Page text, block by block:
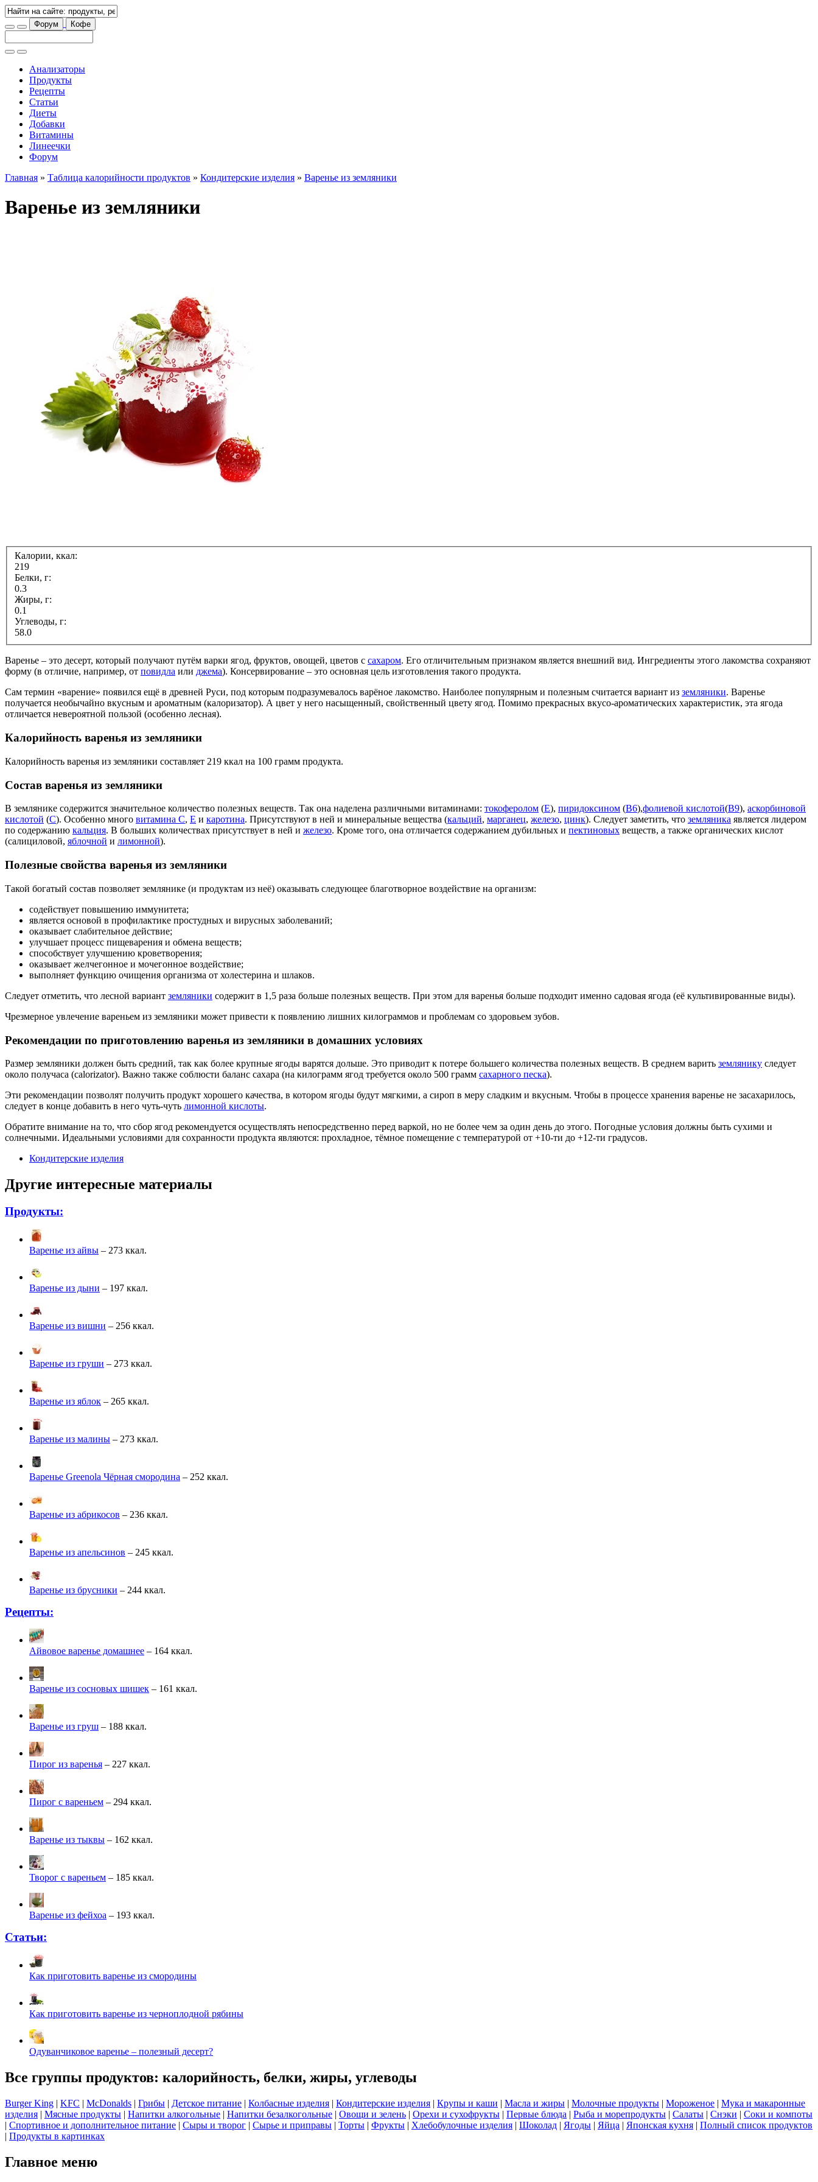
Форум Кофе
Анализаторы
Продукты
Рецепты
Статьи
Диеты
Добавки
Витамины
Линеечки
Форум
Главная » Таблица калорийности продуктов » Кондитерские изделия » Варенье из земляники
Варенье из земляники
Калории, ккал:
219
Белки, г:
0.3
Жиры, г:
0.1
Углеводы, г:
58.0
Варенье – это десерт, который получают путём варки ягод, фруктов, овощей, цветов с сахаром. Его отличительным признаком является внешний вид. Ингредиенты этого лакомства сохраняют
форму (в отличие, например, от повидла или джема). Консервирование – это основная цель изготовления такого продукта.
Сам термин «варение» появился ещё в древней Руси, под которым подразумевалось варёное лакомство. Наиболее популярным и полезным считается вариант из земляники. Варенье
получается необычайно вкусным и ароматным (калоризатор). А цвет у него насыщенный, свойственный цвету ягод. Помимо прекрасных вкусо-ароматических характеристик, эта ягода
отличается невероятной пользой (особенно лесная).
Калорийность варенья из земляники
Калорийность варенья из земляники составляет 219 ккал на 100 грамм продукта.
Состав варенья из земляники
В землянике содержится значительное количество полезных веществ. Так она наделена различными витаминами: токоферолом (Е), пиридоксином (В6),фолиевой кислотой(В9), аскорбиновой
кислотой (С). Особенно много витамина С, Е и каротина. Присутствуют в ней и минеральные вещества (кальций, марганец, железо, цинк). Следует заметить, что земляника является лидером
по содержанию кальция. В больших количествах присутствует в ней и железо. Кроме того, она отличается содержанием дубильных и пектиновых веществ, а также органических кислот
(салициловой, яблочной и лимонной).
Полезные свойства варенья из земляники
Такой богатый состав позволяет землянике (и продуктам из неё) оказывать следующее благотворное воздействие на организм:
содействует повышению иммунитета;
является основой в профилактике простудных и вирусных заболеваний;
оказывает слабительное действие;
улучшает процесс пищеварения и обмена веществ;
способствует улучшению кроветворения;
оказывает желчегонное и мочегонное воздействие;
выполняет функцию очищения организма от холестерина и шлаков.
Следует отметить, что лесной вариант земляники содержит в 1,5 раза больше полезных веществ. При этом для варенья больше подходит именно садовая ягода (её культивированные виды).
Чрезмерное увлечение вареньем из земляники может привести к появлению лишних килограммов и проблемам со здоровьем зубов.
Рекомендации по приготовлению варенья из земляники в домашних условиях
Размер земляники должен быть средний, так как более крупные ягоды варятся дольше. Это приводит к потере большего количества полезных веществ. В среднем варить землянику следует
около получаса (calorizator). Важно также соблюсти баланс сахара (на килограмм ягод требуется около 500 грамм сахарного песка).
Эти рекомендации позволят получить продукт хорошего качества, в котором ягоды будут мягкими, а сироп в меру сладким и вкусным. Чтобы в процессе хранения варенье не засахарилось,
следует в конце добавить в него чуть-чуть лимонной кислоты.
Обратите внимание на то, что сбор ягод рекомендуется осуществлять непосредственно перед варкой, но не более чем за один день до этого. Погодные условия должны быть сухими и
солнечными. Идеальными условиями для сохранности продукта являются: прохладное, тёмное помещение с температурой от +10-ти до +12-ти градусов.
Кондитерские изделия
Другие интересные материалы
Продукты:
Варенье из айвы – 273 ккал.
Варенье из дыни – 197 ккал.
Варенье из вишни – 256 ккал.
Варенье из груши – 273 ккал.
Варенье из яблок – 265 ккал.
Варенье из малины – 273 ккал.
Варенье Greenola Чёрная смородина – 252 ккал.
Варенье из абрикосов – 236 ккал.
Варенье из апельсинов – 245 ккал.
Варенье из брусники – 244 ккал.
Рецепты:
Айвовое варенье домашнее – 164 ккал.
Варенье из сосновых шишек – 161 ккал.
Варенье из груш – 188 ккал.
Пирог из варенья – 227 ккал.
Пирог с вареньем – 294 ккал.
Варенье из тыквы – 162 ккал.
Творог с вареньем – 185 ккал.
Варенье из фейхоа – 193 ккал.
Статьи:
Как приготовить варенье из смородины
Как приготовить варенье из черноплодной рябины
Одуванчиковое варенье – полезный десерт?
Все группы продуктов: калорийность, белки, жиры, углеводы
Burger King | KFC | McDonalds | Грибы | Детское питание | Колбасные изделия | Кондитерские изделия | Крупы и каши | Масла и жиры | Молочные продукты | Мороженое | Мука и макаронные
изделия | Мясные продукты | Напитки алкогольные | Напитки безалкогольные | Овощи и зелень | Орехи и сухофрукты | Первые блюда | Рыба и морепродукты | Салаты | Снэки | Соки и компоты
| Спортивное и дополнительное питание | Сыры и творог | Сырье и приправы | Торты | Фрукты | Хлебобулочные изделия | Шоколад | Ягоды | Яйца | Японская кухня | Полный список продуктов
| Продукты в картинках
Главное меню